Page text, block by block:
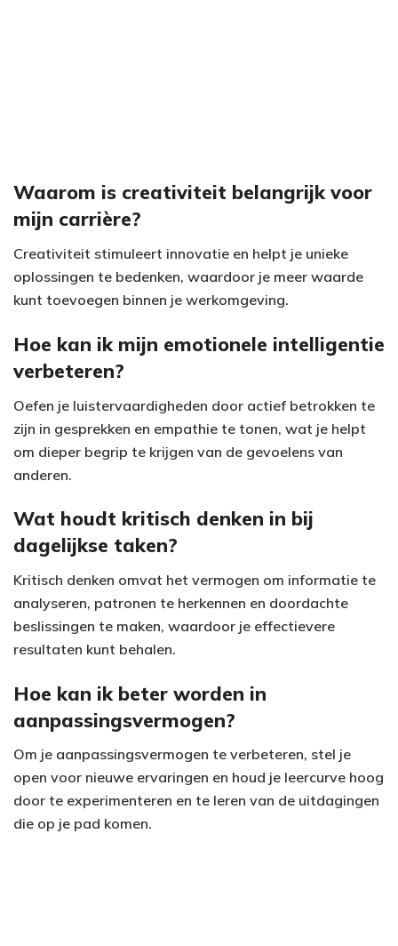
Waarom is creativiteit belangrijk voor
mijn carrière?
Creativiteit stimuleert innovatie en helpt je unieke
oplossingen te bedenken, waardoor je meer waarde
kunt toevoegen binnen je werkomgeving.
Hoe kan ik mijn emotionele intelligentie
verbeteren?
Oefen je luistervaardigheden door actief betrokken te
zijn in gesprekken en empathie te tonen, wat je helpt
om dieper begrip te krijgen van de gevoelens van
anderen.
Wat houdt kritisch denken in bij
dagelijkse taken?
Kritisch denken omvat het vermogen om informatie te
analyseren, patronen te herkennen en doordachte
beslissingen te maken, waardoor je effectievere
resultaten kunt behalen.
Hoe kan ik beter worden in
aanpassingsvermogen?
Om je aanpassingsvermogen te verbeteren, stel je
open voor nieuwe ervaringen en houd je leercurve hoog
door te experimenteren en te leren van de uitdagingen
die op je pad komen.